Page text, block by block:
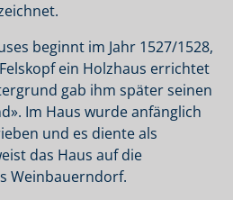
beginnt im Jahr 1527/1528,
ein Holzhaus errichtet
gab ihm später seinen
Im Haus wurde anfänglich
und es diente als
das Haus auf die
Weinbauerndorf.